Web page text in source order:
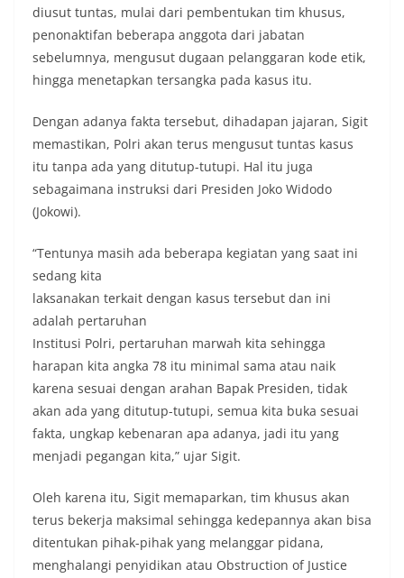
diusut tuntas, mulai dari pembentukan tim khusus,
penonaktifan beberapa anggota dari jabatan
sebelumnya, mengusut dugaan pelanggaran kode etik,
hingga menetapkan tersangka pada kasus itu.
Dengan adanya fakta tersebut, dihadapan jajaran, Sigit
memastikan, Polri akan terus mengusut tuntas kasus
itu tanpa ada yang ditutup-tutupi. Hal itu juga
sebagaimana instruksi dari Presiden Joko Widodo
(Jokowi).
“Tentunya masih ada beberapa kegiatan yang saat ini
sedang kita
laksanakan terkait dengan kasus tersebut dan ini
adalah pertaruhan
Institusi Polri, pertaruhan marwah kita sehingga
harapan kita angka 78 itu minimal sama atau naik
karena sesuai dengan arahan Bapak Presiden, tidak
akan ada yang ditutup-tutupi, semua kita buka sesuai
fakta, ungkap kebenaran apa adanya, jadi itu yang
menjadi pegangan kita,” ujar Sigit.
Oleh karena itu, Sigit memaparkan, tim khusus akan
terus bekerja maksimal sehingga kedepannya akan bisa
ditentukan pihak-pihak yang melanggar pidana,
menghalangi penyidikan atau Obstruction of Justice